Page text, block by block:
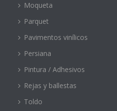
Moqueta
Parquet
Pavimentos vinílicos
Persiana
Pintura / Adhesivos
Rejas y ballestas
Toldo